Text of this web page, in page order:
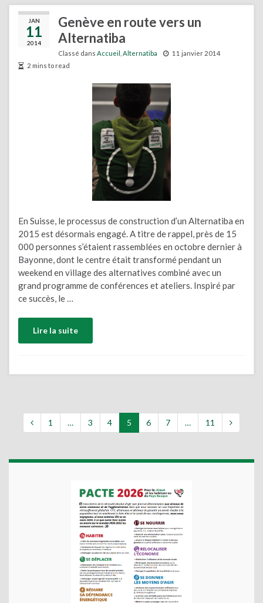
JAN
11
2014
Genève en route vers un
Alternatiba
Classé dans Accueil Alternatiba
11 janvier 2014
2 mins to read
En Suisse, le processus de construction d’un Alternatiba en
2015 est désormais engagé. A titre de rappel, près de 15
000 personnes s’étaient rassemblées en octobre dernier à
Bayonne, dont le centre était transformé pendant un
weekend en village des alternatives combiné avec un
grand programme de conférences et ateliers. Inspiré par
ce succès, le …
Lire la suite
1 … 3 4 5 6 7 … 11